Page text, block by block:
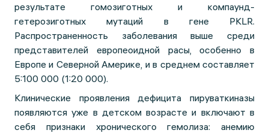
результате гомозиготных и компаунд-
гетерозиготных мутаций в гене PKLR.
Распространенность заболевания выше среди
представителей европеоидной расы, особенно в
Европе и Северной Америке, и в среднем составляет
5:100 000 (1:20 000).
Клинические проявления дефицита пируваткиназы
появляются уже в детском возрасте и включают в
себя признаки хронического гемолиза: анемию